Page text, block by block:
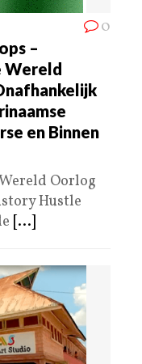
0
–
Wereld
en Binnen
Oorlog
Hustle
[...]